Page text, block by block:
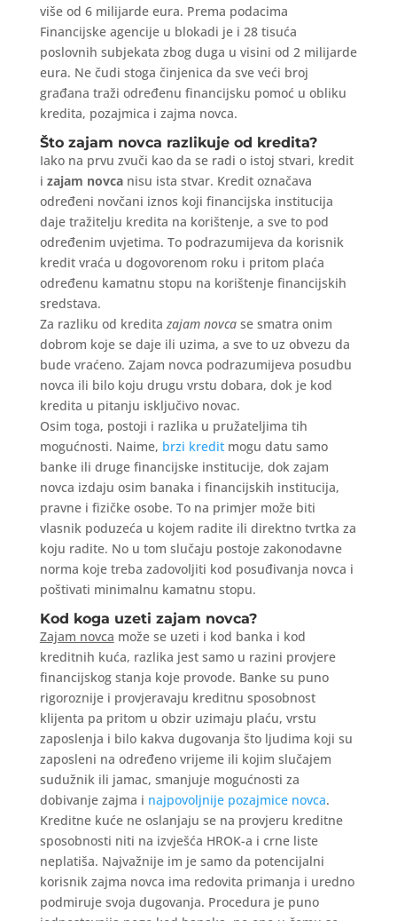
više od 6 milijarde eura. Prema podacima
Financijske agencije u blokadi je i 28 tisuća
poslovnih subjekata zbog duga u visini od 2 milijarde
eura. Ne čudi stoga činjenica da sve veći broj
građana traži određenu financijsku pomoć u obliku
kredita, pozajmica i zajma novca.
Što zajam novca razlikuje od kredita?
Iako na prvu zvuči kao da se radi o istoj stvari, kredit
i zajam novcanisu ista stvar. Kredit označava
određeni novčani iznos koji financijska institucija
daje tražitelju kredita na korištenje, a sve to pod
određenim uvjetima. To podrazumijeva da korisnik
kredit vraća u dogovorenom roku i pritom plaća
određenu kamatnu stopu na korištenje financijskih
sredstava.
Za razliku od kredita zajam novcase smatra onim
dobrom koje se daje ili uzima, a sve to uz obvezu da
bude vraćeno. Zajam novca podrazumijeva posudbu
novca ili bilo koju drugu vrstu dobara, dok je kod
kredita u pitanju isključivo novac.
Osim toga, postoji i razlika u pružateljima tih
mogućnosti. Naime, brzi kreditmogu datu samo
banke ili druge financijske institucije, dok zajam
novca izdaju osim banaka i financijskih institucija,
pravne i fizičke osobe. To na primjer može biti
vlasnik poduzeća u kojem radite ili direktno tvrtka za
koju radite. No u tom slučaju postoje zakonodavne
norma koje treba zadovoljiti kod posuđivanja novca i
poštivati minimalnu kamatnu stopu.
Kod koga uzeti zajam novca?
Zajam novca može se uzeti i kod banka i kod
kreditnih kuća, razlika jest samo u razini provjere
financijskog stanja koje provode. Banke su puno
rigoroznije i provjeravaju kreditnu sposobnost
klijenta pa pritom u obzir uzimaju plaću, vrstu
zaposlenja i bilo kakva dugovanja što ljudima koji su
zaposleni na određeno vrijeme ili kojim slučajem
sudužnik ili jamac, smanjuje mogućnosti za
dobivanje zajma i najpovoljnije pozajmice novca.
Kreditne kuće ne oslanjaju se na provjeru kreditne
sposobnosti niti na izvješća HROK-a i crne liste
neplatiša. Najvažnije im je samo da potencijalni
korisnik zajma novca ima redovita primanja i uredno
podmiruje svoja dugovanja. Procedura je puno